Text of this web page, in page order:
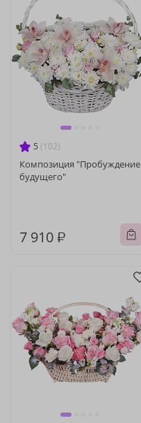
5 (102)
Композиция "Пробуждение
будущего"
7 910 ₽